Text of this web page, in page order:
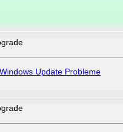
Update Probleme